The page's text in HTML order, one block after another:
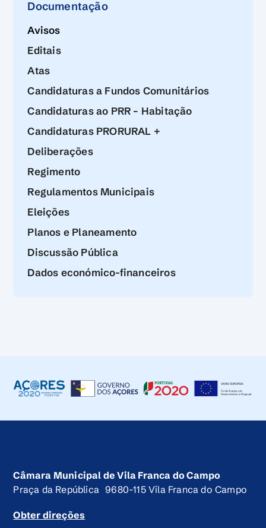
Documentação
Avisos
Editais
Atas
Candidaturas a Fundos Comunitários
Candidaturas ao PRR – Habitação
Candidaturas PRORURAL +
Deliberações
Regimento
Regulamentos Municipais
Eleições
Planos e Planeamento
Discussão Pública
Dados económico-financeiros
Câmara Municipal de Vila Franca do Campo
Praça da República 9680-115 Vila Franca do Campo
Obter direções